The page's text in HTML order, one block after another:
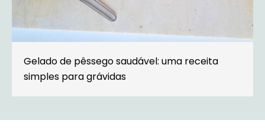
Gelado de pêssego saudável: uma receita
simples para grávidas